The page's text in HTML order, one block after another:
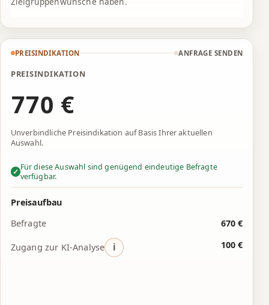
PREISINDIKATION ANFRAGE SENDEN
PREISINDIKATION
4
5
6
7
8
9
0
1
2
3
4
5
6
7
8
9
0
1
2
3
7
8
9
0
1
2
3
4
5
6
€
Unverbindliche Preisindikation auf Basis Ihrer aktuellen
Auswahl.
✓ Für diese Auswahl sind genügend eindeutige Befragte
verfügbar.
Preisaufbau
Befragte
670 €
Zugang zur KI-Analyse i 100 €